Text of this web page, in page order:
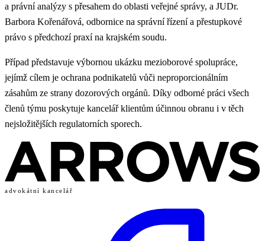
a právní analýzy s přesahem do oblasti veřejné správy, a JUDr.
Barbora Kořenářová, odbornice na správní řízení a přestupkové
právo s předchozí praxí na krajském soudu.
Případ představuje výbornou ukázku mezioborové spolupráce,
jejímž cílem je ochrana podnikatelů vůči neproporcionálním
zásahům ze strany dozorových orgánů. Díky odborné práci všech
členů týmu poskytuje kancelář klientům účinnou obranu i v těch
nejsložitějších regulatorních sporech.
advokátní kancelář